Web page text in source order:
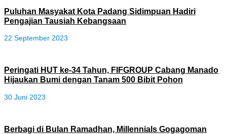
Puluhan Masyakat Kota Padang Sidimpuan Hadiri
Pengajian Tausiah Kebangsaan
22 September 2023
Peringati HUT ke-34 Tahun, FIFGROUP Cabang Manado
Hijaukan Bumi dengan Tanam 500 Bibit Pohon
30 Juni 2023
Berbagi di Bulan Ramadhan, Millennials Gogagoman